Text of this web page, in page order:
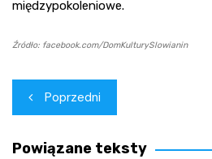
międzypokoleniowe.
Źródło: facebook.com/DomKulturySlowianin
Nawigacja
wpisu
Poprzedni
Powiązane teksty